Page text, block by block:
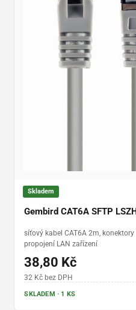
Skladem
Gembird CAT6A SFTP
síťový kabel CAT6A 2m,
propojení LAN zařízení
38,80 Kč
32 Kč bez DPH
SKLADEM · 1 KS